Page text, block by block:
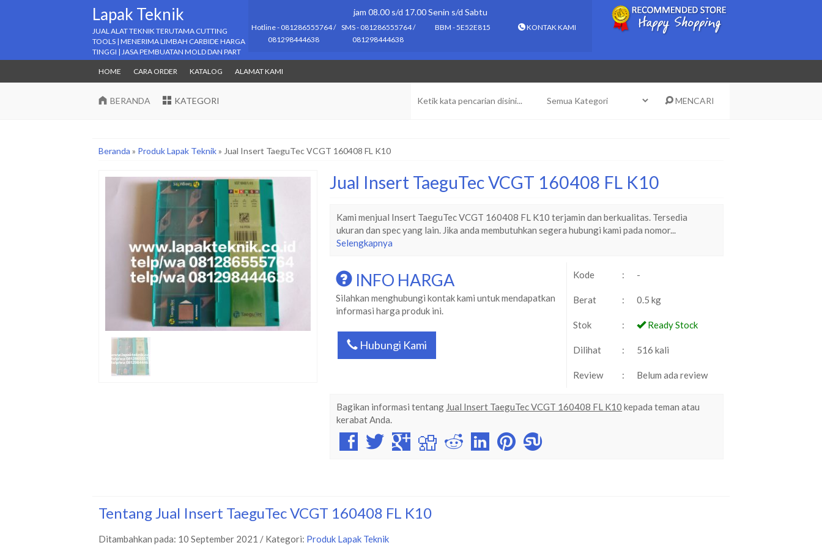
Lapak Teknik
JUAL ALAT TEKNIK TERUTAMA CUTTING
TOOLS | MENERIMA LIMBAH CARBIDE HARGA
TINGGI | JASA PEMBUATAN MOLD DAN PART
jam 08.00 s/d 17.00 Senin s/d Sabtu
Hotline - 081286555764 /
081298444638
SMS - 081286555764 /
081298444638
BBM - 5E52E815 KONTAK KAMI
HOME CARA ORDER KATALOG ALAMAT KAMI
BERANDA KATEGORI MENCARI
Beranda » Produk Lapak Teknik» Jual Insert TaeguTec VCGT 160408 FL K10
Jual Insert TaeguTec VCGT 160408 FL K10
Kami menjual Insert TaeguTec VCGT 160408 FL K10 terjamin dan berkualitas. Tersedia
ukuran dan spec yang lain. Jika anda membutuhkan segera hubungi kami pada nomor...
Selengkapnya
Kode : -
Berat : 0.5 kg
Stok : Ready Stock
Dilihat : 516 kali
Review : Belum ada review
INFO HARGA
Silahkan menghubungi kontak kami untuk mendapatkan
informasi harga produk ini.
Hubungi Kami
Bagikan informasi tentang Jual Insert TaeguTec VCGT 160408 FL K10 kepada teman atau
kerabat Anda.
Tentang Jual Insert TaeguTec VCGT 160408 FL K10
Ditambahkan pada: 10 September 2021 / Kategori: Produk Lapak Teknik